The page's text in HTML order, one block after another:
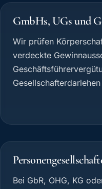
GmbHs, UGs und
Wir prüfen
verdeckte
Bei GbR, OHG, KG